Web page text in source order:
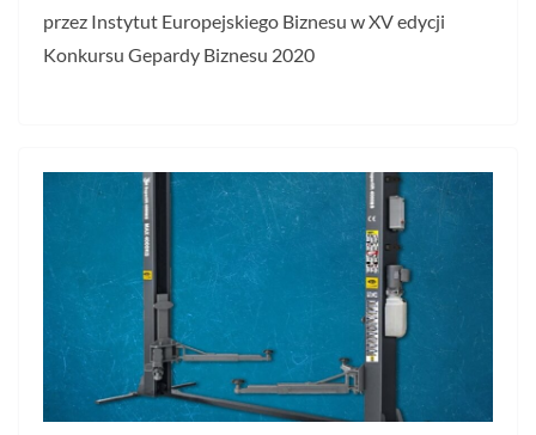
przez Instytut Europejskiego Biznesu w XV edycji
Konkursu Gepardy Biznesu 2020